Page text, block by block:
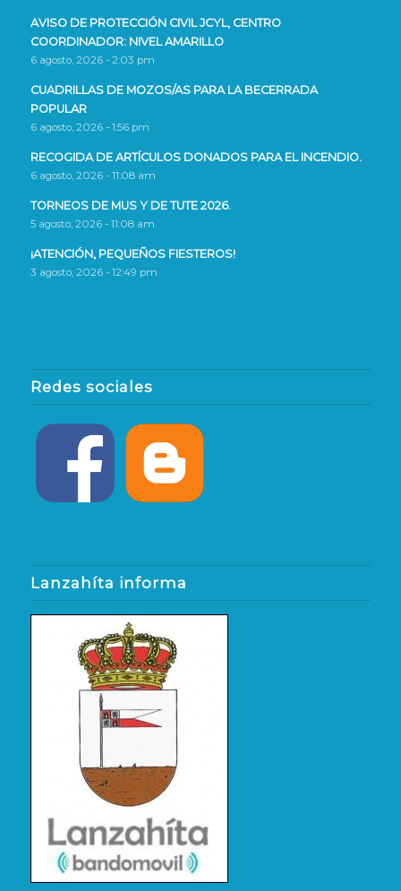
AVISO DE PROTECCIÓN CIVIL JCYL, CENTRO
COORDINADOR: NIVEL AMARILLO
6 agosto, 2026 - 2:03 pm
CUADRILLAS DE MOZOS/AS PARA LA BECERRADA
POPULAR
6 agosto, 2026 - 1:56 pm
RECOGIDA DE ARTÍCULOS DONADOS PARA EL INCENDIO.
6 agosto, 2026 - 11:08 am
TORNEOS DE MUS Y DE TUTE 2026.
5 agosto, 2026 - 11:08 am
¡ATENCIÓN, PEQUEÑOS FIESTEROS!
3 agosto, 2026 - 12:49 pm
Redes sociales
Lanzahíta informa